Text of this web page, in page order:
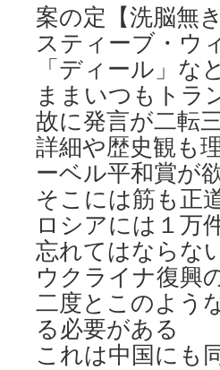
案の定【洗脳無
スティーブ・ウ
「ディール」
ままいつもトラ
故に発言が二転
詳細や歴史観も
ーベル平和賞が
そこには筋も正
ロシアには１万
忘れてはならな
ウクライナ復興
二度とこのよう
る必要がある
これは中国にも